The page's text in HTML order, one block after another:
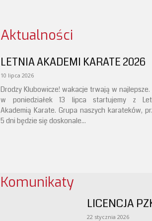
Aktualności
LETNIA AKADEMI KARATE 2026
10 lipca 2026
Drodzy Klubowicze! wakacje trwają w najlepsze.
w poniedziałek 13 lipca startujemy z
Akademią Karate. Grupa naszych karateków,
5 dni będzie się doskonale...
Komunikaty
LICENCJA
22 stycznia 2026